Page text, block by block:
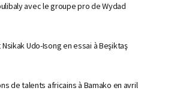
avec le groupe pro de Wydad
Nsikak Udo-Isong en essai à Beşiktaş
de talents africains à Bamako en avril